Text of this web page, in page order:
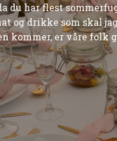
du har flest
og drikke som skal
kommer, er våre folk